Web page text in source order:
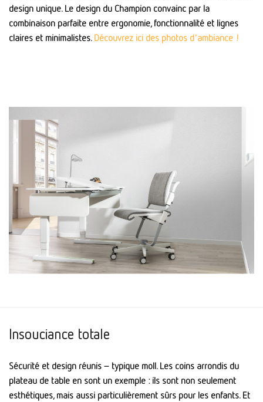
design unique. Le design du Champion convainc par la
combinaison parfaite entre ergonomie, fonctionnalité et lignes
claires et minimalistes. Découvrez ici des photos d'ambiance !
Insouciance totale
Sécurité et design réunis – typique moll. Les coins arrondis du
plateau de table en sont un exemple : ils sont non seulement
esthétiques, mais aussi particulièrement sûrs pour les enfants. Et